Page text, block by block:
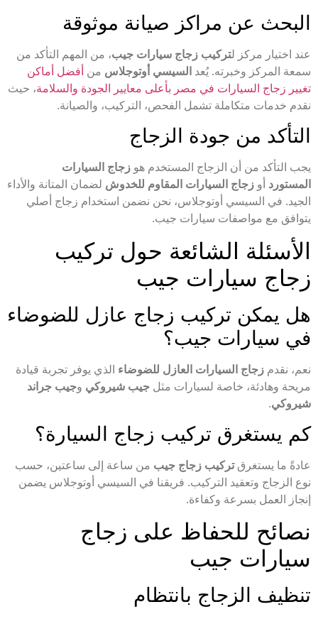
البحث عن مراكز صيانة موثوقة
عند اختيار مركز لتركيب زجاج سيارات جيب، من المهم التأكد من
سمعة المركز وخبرته. يُعد السيسي أوتوجلاس من أفضل أماكن
تغيير زجاج السيارات في مصر بأعلى معايير الجودة والسلامة، حيث
نقدم خدمات متكاملة تشمل الفحص، التركيب، والصيانة.
التأكد من جودة الزجاج
يجب التأكد من أن الزجاج المستخدم هو زجاج السيارات
المستورد أو زجاج السيارات المقاوم للخدوش لضمان المتانة والأداء
الجيد. في السيسي أوتوجلاس، نحن نضمن استخدام زجاج أصلي
يتوافق مع مواصفات سيارات جيب.
الأسئلة الشائعة حول تركيب
زجاج سيارات جيب
هل يمكن تركيب زجاج عازل للضوضاء
في سيارات جيب؟
نعم، نقدم زجاج السيارات العازل للضوضاء الذي يوفر تجربة قيادة
مريحة وهادئة، خاصة لسيارات مثل جيب شيروكي وجيب جراند
شيروكي.
كم يستغرق تركيب زجاج السيارة؟
عادةً ما يستغرقتركيب زجاج جيب من ساعة إلى ساعتين، حسب
نوع الزجاج وتعقيد التركيب. فريقنا في السيسي أوتوجلاس يضمن
إنجاز العمل بسرعة وكفاءة.
نصائح للحفاظ على زجاج
سيارات جيب
تنظيف الزجاج بانتظام